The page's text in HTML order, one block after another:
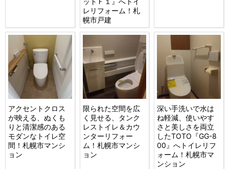
レリフォーム！札
幌市戸建
アクセントクロス
が映える、ぬくも
りと清潔感のある
モダンなトイレ空
間！札幌市マンシ
ョン
限られた空間を広
く見せる、タンク
レストイレ＆カウ
ンターリフォー
ム！札幌市マンシ
ョン
深い手洗いで水は
ね軽減、使いやす
さと美しさを両立
したTOTO『GG-8
00』へトイレリフ
ォーム！札幌市マ
ンション